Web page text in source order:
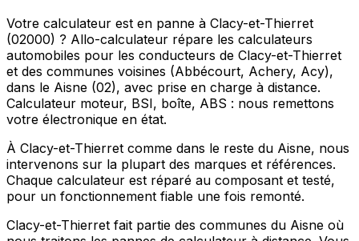
Votre calculateur est en panne à Clacy-et-Thierret
(02000) ? Allo-calculateur répare les calculateurs
automobiles pour les conducteurs de Clacy-et-Thierret
et des communes voisines (Abbécourt, Achery, Acy),
dans le Aisne (02), avec prise en charge à distance.
Calculateur moteur, BSI, boîte, ABS : nous remettons
votre électronique en état.
À Clacy-et-Thierret comme dans le reste du Aisne, nous
intervenons sur la plupart des marques et références.
Chaque calculateur est réparé au composant et testé,
pour un fonctionnement fiable une fois remonté.
Clacy-et-Thierret fait partie des communes du Aisne où